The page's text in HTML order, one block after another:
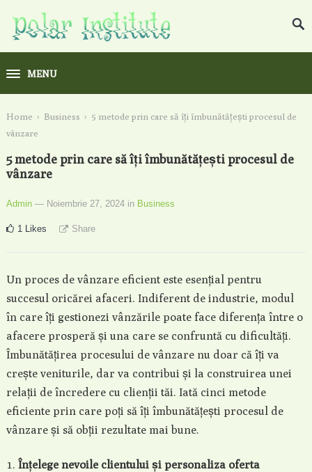
MENU
Home › Business › 5 metode prin care să îți îmbunătățești procesul de
vânzare
5 metode prin care să îți îmbunătățești procesul de
vânzare
Admin — Noiembrie 27, 2024 in Business
1 Likes Share
Un proces de vânzare eficient este esențial pentru
succesul oricărei afaceri. Indiferent de industrie, modul
în care îți gestionezi vânzările poate face diferența între o
afacere prosperă și una care se confruntă cu dificultăți.
Îmbunătățirea procesului de vânzare nu doar că îți va
crește veniturile, dar va contribui și la construirea unei
relații de încredere cu clienții tăi. Iată cinci metode
eficiente prin care poți să îți îmbunătățești procesul de
vânzare și să obții rezultate mai bune.
Înțelege nevoile clientului și personaliza oferta